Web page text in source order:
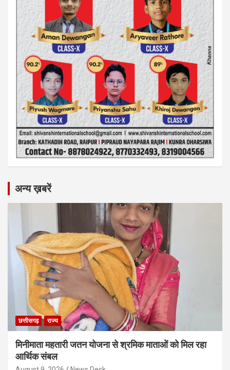
अन्य ख़बरें
छत्तीसगढ़ राज्य
मिनीमाता महतारी जतन योजना से श्रमिक माताओं को मिल रहा
आर्थिक संबल